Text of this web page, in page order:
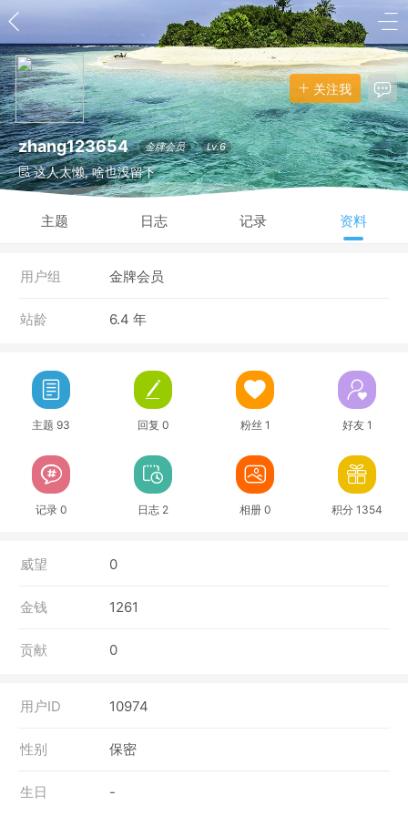
关注我
zhang123654 金牌会员 Lv.6
这人太懒, 啥也没留下
主题 日志 记录 资料
用户组 金牌会员
站龄 6.4 年
主题 93 回复 0 粉丝 1 好友 1
记录 0 日志 2 相册 0 积分 1354
威望 0
金钱 1261
贡献 0
用户ID 10974
性别 保密
生日 -